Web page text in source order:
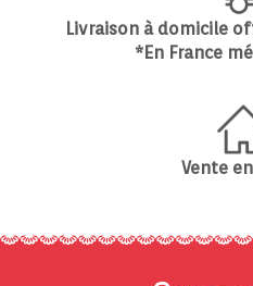
Livraison à domicile
*En France
Vente